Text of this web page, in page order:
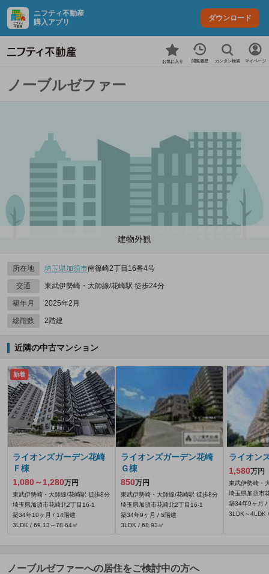
ニフティ不動産
購入アプリ
ダウンロード
お気に入り 閲覧履歴 カンタン検索 マイページ
ノーブルゼファー
建物外観
所在地 埼玉県加須市南篠崎2丁目16番4号
交通 東武伊勢崎・大師線/花崎駅 徒歩24分
築年月 2025年2月
総階数 2階建
近隣の中古マンション
新着
ライオンズガーデン花崎
Ｆ棟
1,080～1,280万円
東武伊勢崎・大師線/花崎駅 徒歩8分
埼玉県加須市花崎北2丁目16-1
築34年10ヶ月 / 14階建
3LDK / 69.13～78.64㎡
ライオンズガーデン花崎
Ｇ棟
850万円
東武伊勢崎・大師線/花崎駅 徒歩8分
埼玉県加須市花崎北2丁目16-1
築34年9ヶ月 / 5階建
3LDK / 68.93㎡
ライオン
1,580万円
東武伊勢崎・
埼玉県加須市
築34年9ヶ月 /
3LDK～4LDK
ノーブルゼファーへの居住をご検討中の方へ